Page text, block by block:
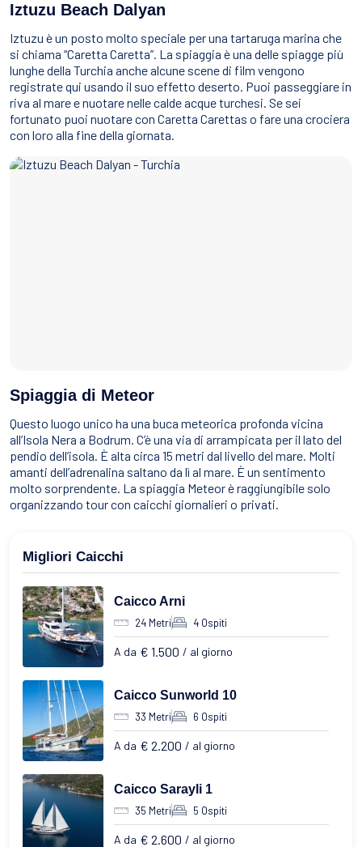
Iztuzu Beach Dalyan
Iztuzu è un posto molto speciale per una tartaruga marina che
si chiama “Caretta Caretta”. La spiaggia è una delle spiagge più
lunghe della Turchia anche alcune scene di film vengono
registrate qui usando il suo effetto deserto. Puoi passeggiare in
riva al mare e nuotare nelle calde acque turchesi. Se sei
fortunato puoi nuotare con Caretta Carettas o fare una crociera
con loro alla fine della giornata.
Spiaggia di Meteor
Questo luogo unico ha una buca meteorica profonda vicina
all’Isola Nera a Bodrum. C’è una via di arrampicata per il lato del
pendio dell’isola. È alta circa 15 metri dal livello del mare. Molti
amanti dell’adrenalina saltano da lì al mare. È un sentimento
molto sorprendente. La spiaggia Meteor è raggiungibile solo
organizzando tour con caicchi giornalieri o privati.
Migliori Caicchi
Caicco Arni
24 Metri 4 Ospiti
A da € 1.500 / al giorno
Caicco Sunworld 10
33 Metri 6 Ospiti
A da € 2.200 / al giorno
Caicco Sarayli 1
35 Metri 5 Ospiti
A da € 2.600 / al giorno